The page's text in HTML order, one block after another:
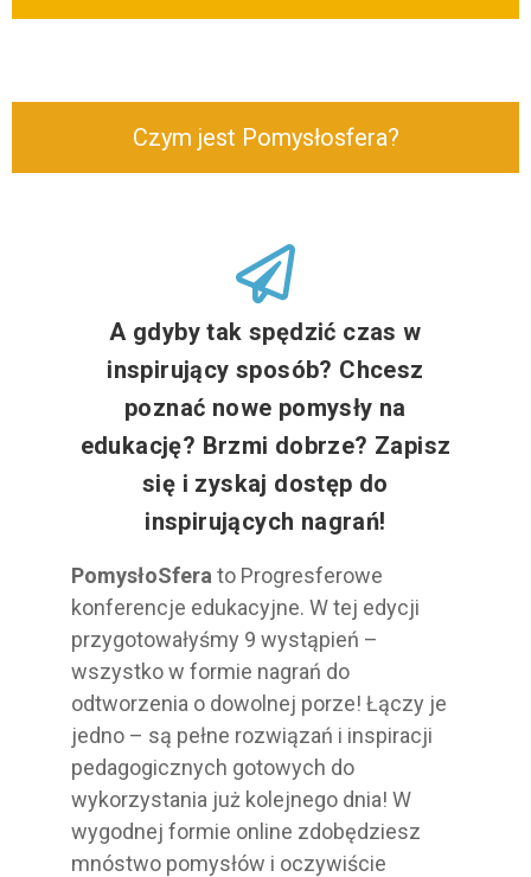
Czym jest Pomysłosfera?
A gdyby tak spędzić czas w
inspirujący sposób? Chcesz
poznać nowe pomysły na
edukację? Brzmi dobrze? Zapisz
się i zyskaj dostęp do
inspirujących nagrań!
PomysłoSfera to Progresferowe
konferencje edukacyjne. W tej edycji
przygotowałyśmy 9 wystąpień –
wszystko w formie nagrań do
odtworzenia o dowolnej porze! Łączy je
jedno – są pełne rozwiązań i inspiracji
pedagogicznych gotowych do
wykorzystania już kolejnego dnia! W
wygodnej formie online zdobędziesz
mnóstwo pomysłów i oczywiście